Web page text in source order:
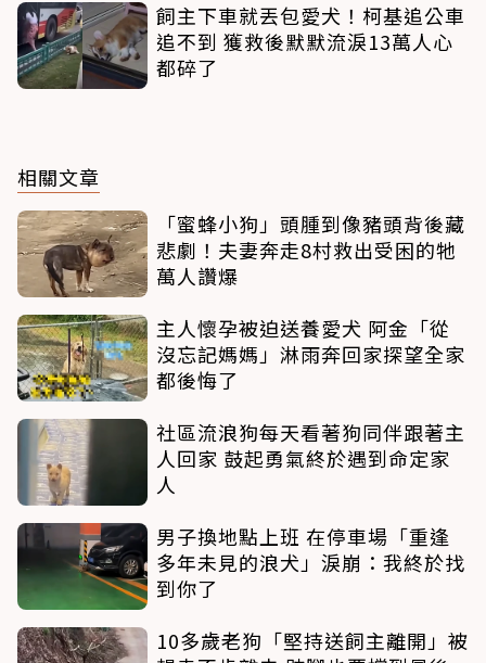
飼主下車就丟包愛犬！柯基追公車
追不到 獲救後默默流淚13萬人心
都碎了
相關文章
「蜜蜂小狗」頭腫到像豬頭背後藏
悲劇！夫妻奔走8村救出受困的牠
萬人讚爆
主人懷孕被迫送養愛犬 阿金「從
沒忘記媽媽」淋雨奔回家探望全家
都後悔了
社區流浪狗每天看著狗同伴跟著主
人回家 鼓起勇氣終於遇到命定家
人
男子換地點上班 在停車場「重逢
多年未見的浪犬」淚崩：我終於找
到你了
10多歲老狗「堅持送飼主離開」被